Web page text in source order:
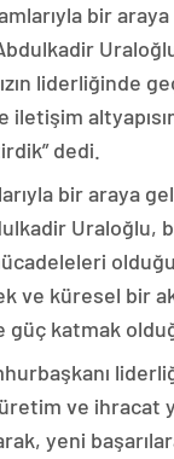
bir
liderliğinde
iletişim
dedi.
bir araya
Uraloğlu,
ve küresel bir
güç katmak
ve ihracat
yeni